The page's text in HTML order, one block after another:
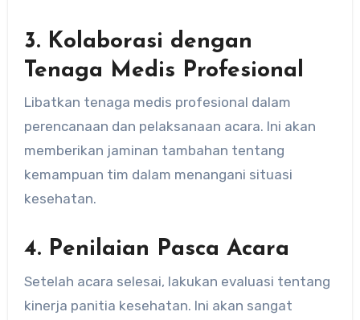
3. Kolaborasi dengan
Tenaga Medis Profesional
Libatkan tenaga medis profesional dalam
perencanaan dan pelaksanaan acara. Ini akan
memberikan jaminan tambahan tentang
kemampuan tim dalam menangani situasi
kesehatan.
4. Penilaian Pasca Acara
Setelah acara selesai, lakukan evaluasi tentang
kinerja panitia kesehatan. Ini akan sangat